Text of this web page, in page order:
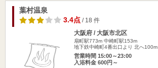
葉村温泉
3.4点/ 18 件
大阪府 / 大阪市北区
扇町駅773m 中崎町駅153m
地下鉄中崎町4番出口より 北へ100m
営業時間 15:00～23:00
入浴料金 600円～